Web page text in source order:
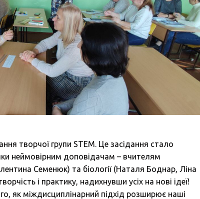
творчої групи STEM. Це засідання стало
неймовірним доповідачам – вчителям
Семенюк) та біології (Наталя Боднар, Ліна
і практику, надихнувши усіх на нові ідеї!
як міждисциплінарний підхід розширює наші